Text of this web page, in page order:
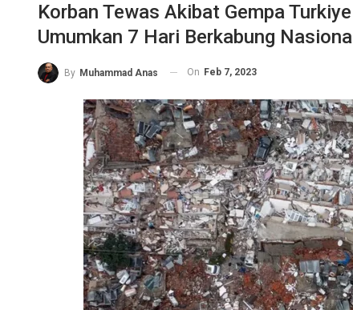
Korban Tewas Akibat Gempa
Umumkan 7 Hari Berkabung Nasional
By Muhammad Anas On Feb 7, 2023